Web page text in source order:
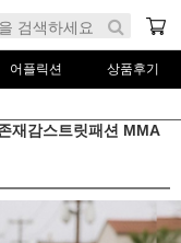
어플릭션 상품후기
재감스트릿패션 MMA